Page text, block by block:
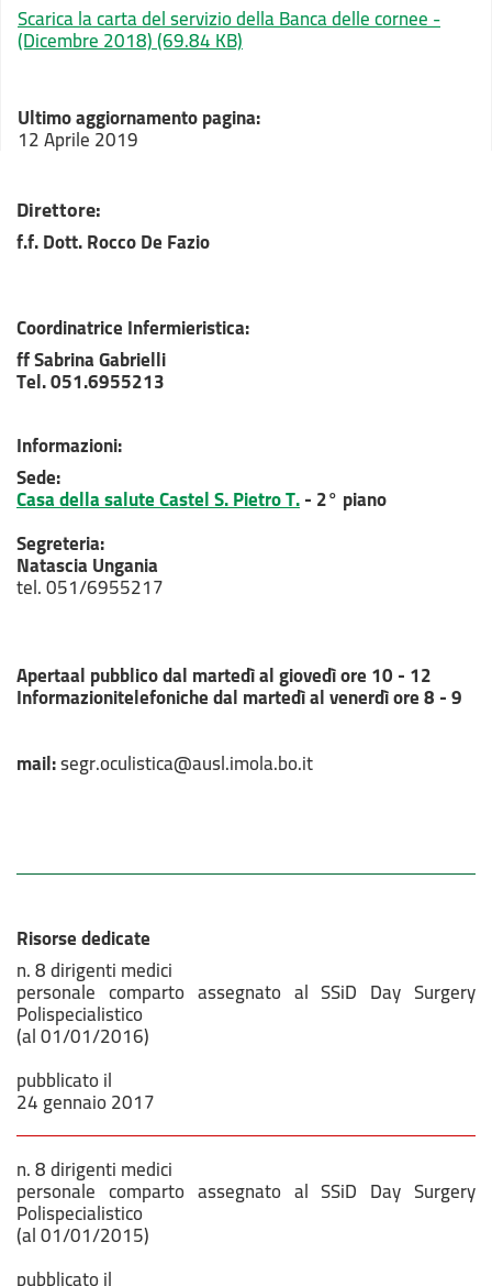
Scarica la carta del servizio della Banca delle cornee -
(Dicembre 2018)(69.84 KB)
Ultimo aggiornamento pagina:
12 Aprile 2019
Direttore:
f.f. Dott. Rocco De Fazio
Coordinatrice Infermieristica:
ff Sabrina Gabrielli
Tel. 051.6955213
Informazioni:
Sede:
Casa della salute Castel S. Pietro T.- 2° piano
Segreteria:
Natascia Ungania
tel. 051/6955217
Apertaal pubblico dal martedì al giovedì ore 10 - 12
Informazionitelefoniche dal martedì al venerdì ore 8 - 9
mail:segr.oculistica@ausl.imola.bo.it
Risorse dedicate
n. 8 dirigenti medici
personale comparto assegnato al SSiD Day Surgery
Polispecialistico
(al 01/01/2016)
pubblicato il
24 gennaio 2017
n. 8 dirigenti medici
personale comparto assegnato al SSiD Day Surgery
Polispecialistico
(al 01/01/2015)